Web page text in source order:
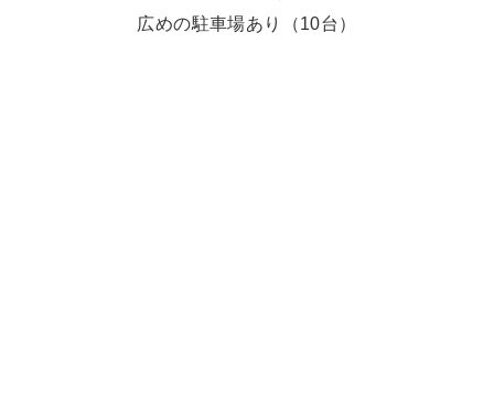
広めの駐車場あり（10台）